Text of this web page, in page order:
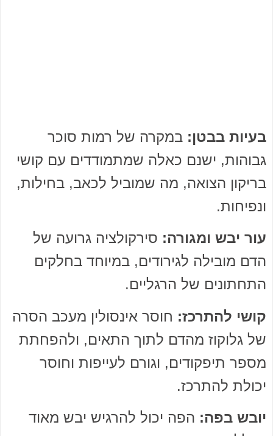
בעיות בבטן: במקרה של רמות סוכר
גבוהות, ישנם כאלה שמתמודדים עם קושי
בריקון הצואה, מה שמוביל לכאב, בחילות,
ונפיחות.
עור יבש ומגורה: סירקולציה גרועה של
הדם מובילה לגירודים, במיוחד בחלקים
התחתונים של הרגליים.
קושי להתרכז: חוסר אינסולין מעכב הסרה
של גלוקוז מהדם לתוך התאים, ולהפחתת
מספר תיפקודים, וגורם לעייפות וחוסר
יכולת להתרכז.
יובש בפה: הפה יכול להרגיש יבש מאוד